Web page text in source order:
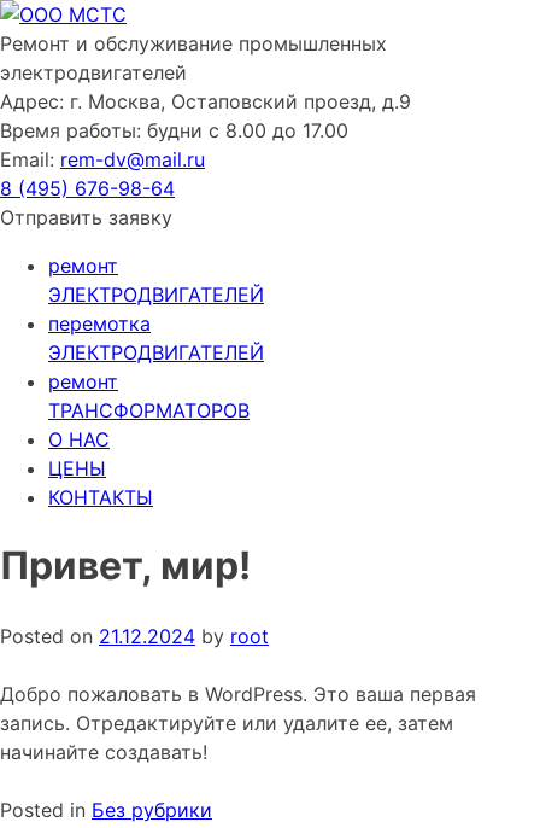
Skip
to
content
Ремонт и обслуживание промышленных
электродвигателей
Адрес: г. Москва, Остаповский проезд, д.9
Время работы: будни с 8.00 до 17.00
Email: rem-dv@mail.ru
8 (495) 676-98-64
Отправить заявку
ремонт
ЭЛЕКТРОДВИГАТЕЛЕЙ
перемотка
ЭЛЕКТРОДВИГАТЕЛЕЙ
ремонт
ТРАНСФОРМАТОРОВ
О НАС
ЦЕНЫ
КОНТАКТЫ
Привет, мир!
Posted on 21.12.2024 by root
Добро пожаловать в WordPress. Это ваша первая
запись. Отредактируйте или удалите ее, затем
начинайте создавать!
Posted in Без рубрики